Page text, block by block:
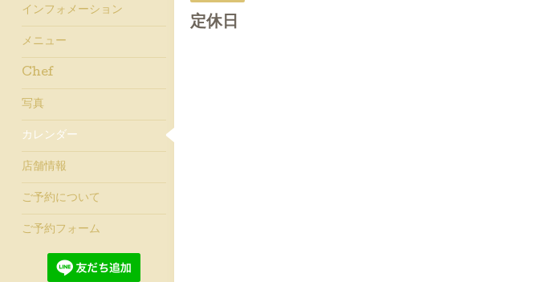
定休日
インフォメーション
メニュー
Chef
写真
カレンダー
店舗情報
ご予約について
ご予約フォーム